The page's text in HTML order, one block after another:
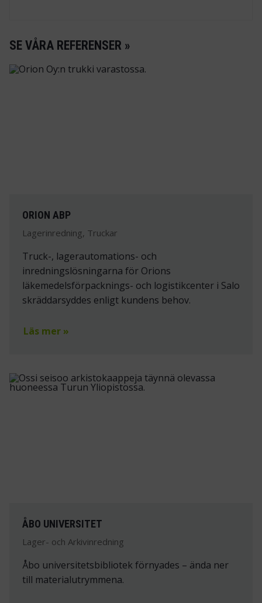
SE VÅRA REFERENSER »
ORION ABP
Lagerinredning, Truckar
Truck-, lagerautomations- och
inredningslösningarna för Orions
läkemedelsförpacknings- och logistikcenter i Salo
skräddarsyddes enligt kundens behov.
Läs mer »
ÅBO UNIVERSITET
Lager- och Arkivinredning
Åbo universitetsbibliotek förnyades – ända ner
till materialutrymmena.